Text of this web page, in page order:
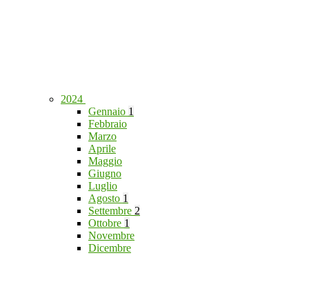
2024
Gennaio 1
Febbraio
Marzo
Aprile
Maggio
Giugno
Luglio
Agosto 1
Settembre 2
Ottobre 1
Novembre
Dicembre